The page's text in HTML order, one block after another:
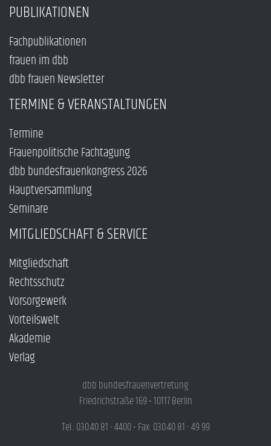
PUBLIKATIONEN
Fachpublikationen
frauen im dbb
dbb frauen Newsletter
TERMINE & VERANSTALTUNGEN
Termine
Frauenpolitische Fachtagung
dbb bundesfrauenkongress 2026
Hauptversammlung
Seminare
MITGLIEDSCHAFT & SERVICE
Mitgliedschaft
Rechtsschutz
Vorsorgewerk
Vorteilswelt
Akademie
Verlag
dbb bundesfrauenvertretung
Friedrichstraße 169 • 10117 Berlin
Tel.: 030.40 81 - 4400 • Fax: 030.40 81 - 49 99